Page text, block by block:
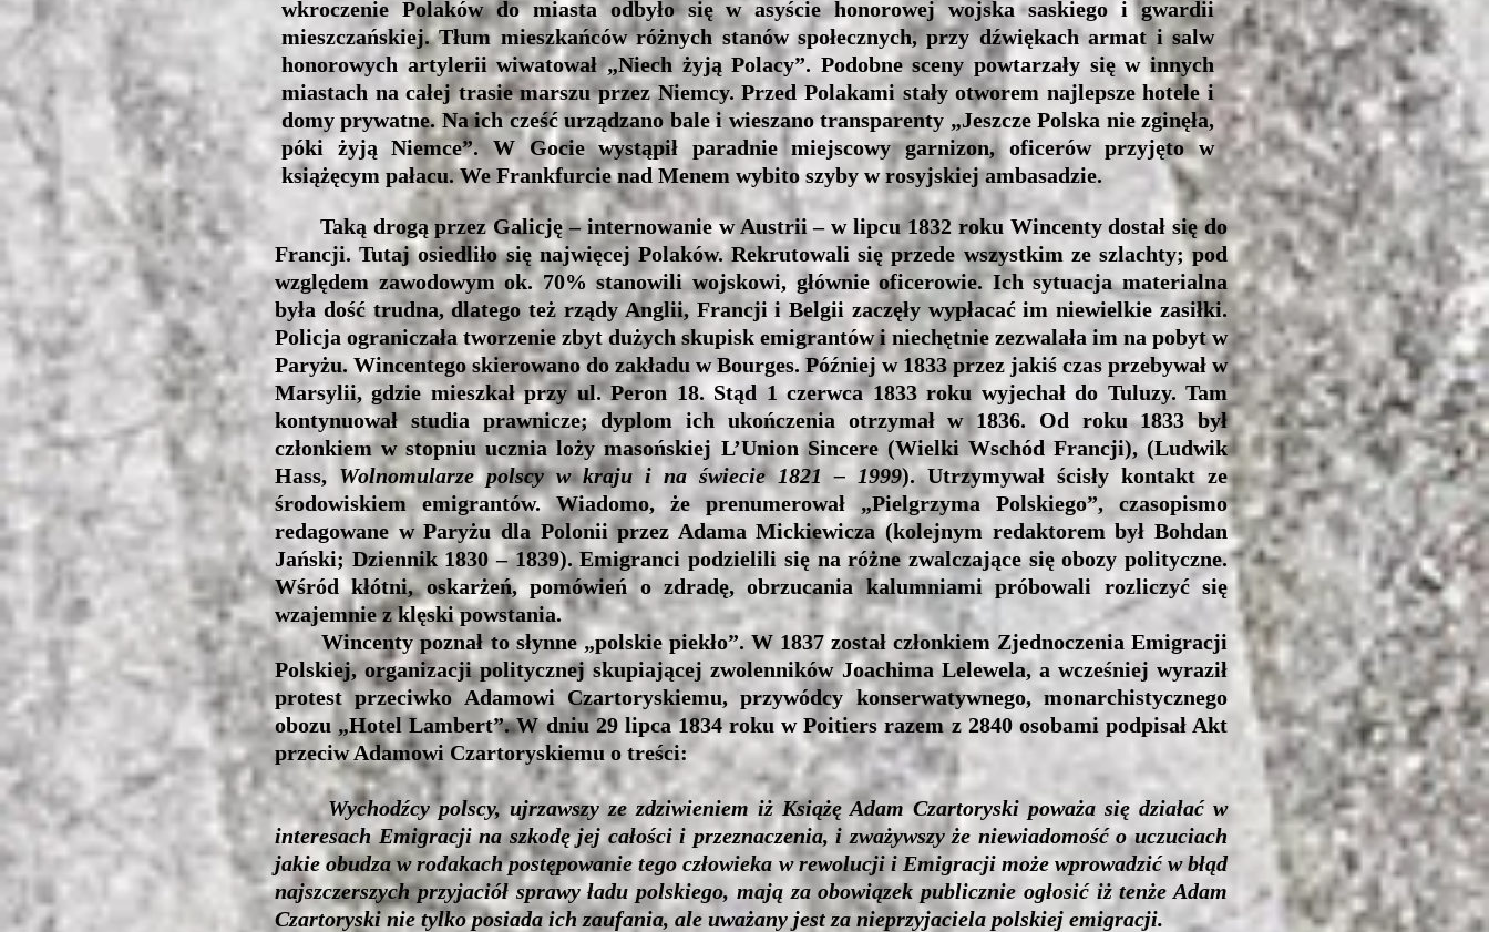
wkroczenie Polaków do miasta odbyło się w asyście honorowej wojska saskiego i gwardii
mieszczańskiej. Tłum mieszkańców różnych stanów społecznych, przy dźwiękach armat i salw
honorowych artylerii wiwatował „Niech żyją Polacy”. Podobne sceny powtarzały się w innych
miastach na całej trasie marszu przez Niemcy. Przed Polakami stały otworem najlepsze hotele i
domy prywatne. Na ich cześć urządzano bale i wieszano transparenty „Jeszcze Polska nie zginęła,
póki żyją Niemce”. W Gocie wystąpił paradnie miejscowy garnizon, oficerów przyjęto w
książęcym pałacu. We Frankfurcie nad Menem wybito szyby w rosyjskiej ambasadzie.
Taką drogą przez Galicję – internowanie w Austrii – w lipcu 1832 roku Wincenty dostał się do
Francji. Tutaj osiedliło się najwięcej Polaków. Rekrutowali się przede wszystkim ze szlachty; pod
względem zawodowym ok. 70% stanowili wojskowi, głównie oficerowie. Ich sytuacja materialna
była dość trudna, dlatego też rządy Anglii, Francji i Belgii zaczęły wypłacać im niewielkie zasiłki.
Policja ograniczała tworzenie zbyt dużych skupisk emigrantów i niechętnie zezwalała im na pobyt w
Paryżu. Wincentego skierowano do zakładu w Bourges. Później w 1833 przez jakiś czas przebywał w
Marsylii, gdzie mieszkał przy ul. Peron 18. Stąd 1 czerwca 1833 roku wyjechał do Tuluzy. Tam
kontynuował studia prawnicze; dyplom ich ukończenia otrzymał w 1836. Od roku 1833 był
członkiem w stopniu ucznia loży masońskiej L’Union Sincere (Wielki Wschód Francji), (Ludwik
Hass, Wolnomularze polscy w kraju i na świecie 1821 – 1999). Utrzymywał ścisły kontakt ze
środowiskiem emigrantów. Wiadomo, że prenumerował „Pielgrzyma Polskiego”, czasopismo
redagowane w Paryżu dla Polonii przez Adama Mickiewicza (kolejnym redaktorem był Bohdan
Jański; Dziennik 1830 – 1839). Emigranci podzielili się na różne zwalczające się obozy polityczne.
Wśród kłótni, oskarżeń, pomówień o zdradę, obrzucania kalumniami próbowali rozliczyć się
wzajemnie z klęski powstania.
Wincenty poznał to słynne „polskie piekło”. W 1837 został członkiem Zjednoczenia Emigracji
Polskiej, organizacji politycznej skupiającej zwolenników Joachima Lelewela, a wcześniej wyraził
protest przeciwko Adamowi Czartoryskiemu, przywódcy konserwatywnego, monarchistycznego
obozu „Hotel Lambert”. W dniu 29 lipca 1834 roku w Poitiers razem z 2840 osobami podpisał Akt
przeciw Adamowi Czartoryskiemu o treści:
Wychodźcy polscy, ujrzawszy ze zdziwieniem iż Książę Adam Czartoryski poważa się działać w
interesach Emigracji na szkodę jej całości i przeznaczenia, i zważywszy że niewiadomość o uczuciach
jakie obudza w rodakach postępowanie tego człowieka w rewolucji i Emigracji może wprowadzić w błąd
najszczerszych przyjaciół sprawy ładu polskiego, mają za obowiązek publicznie ogłosić iż tenże Adam
Czartoryski nie tylko posiada ich zaufania, ale uważany jest za nieprzyjaciela polskiej emigracji.